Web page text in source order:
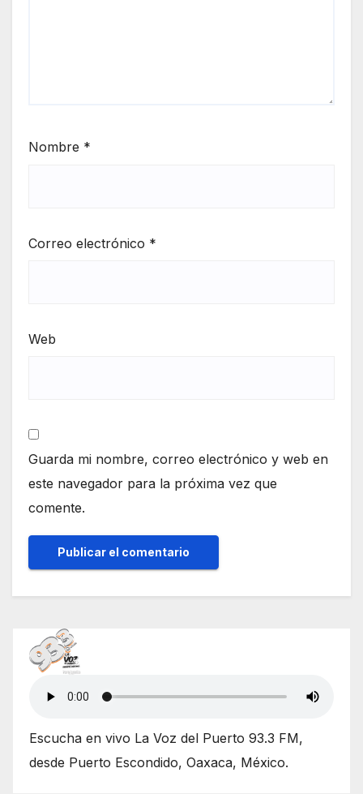
Nombre *
Correo electrónico *
Web
Guarda mi nombre, correo electrónico y web en
este navegador para la próxima vez que
comente.
Escucha en vivo La Voz del Puerto 93.3 FM,
desde Puerto Escondido, Oaxaca, México.